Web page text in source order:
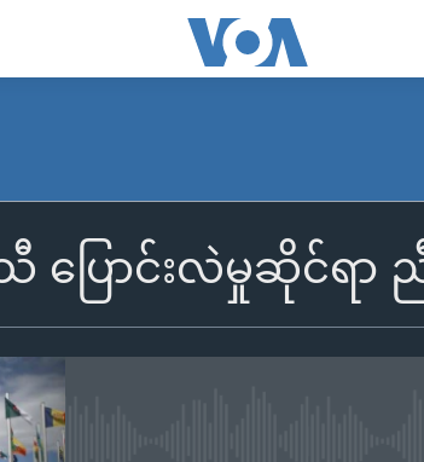
ြောင်းလဲမှုဆိုင်ရာ